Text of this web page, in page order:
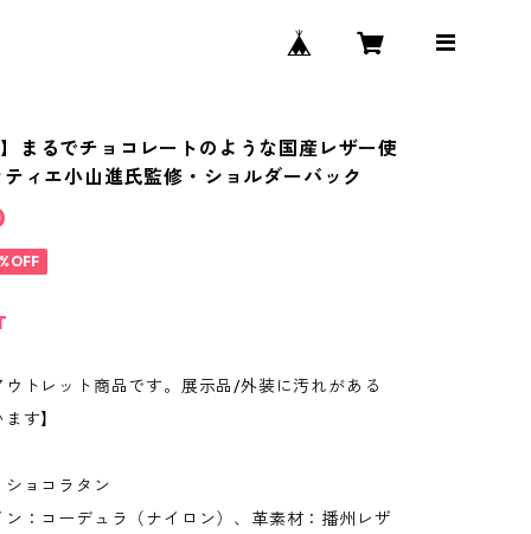
まるでチョコレートのような国産レザー使
ィエ小山進氏監修・ショルダーバック
トレット商品です。展示品/外装に汚れがある
す】
ョコラタン
：コーデュラ（ナイロン）、革素材：播州レザ